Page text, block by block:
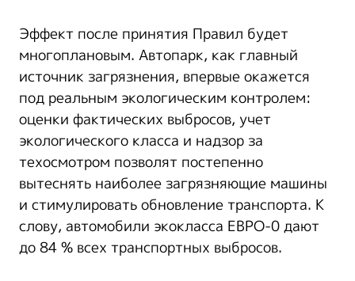
Эффект после принятия Правил будет
многоплановым. Автопарк, как главный
источник загрязнения, впервые окажется
под реальным экологическим контролем:
оценки фактических выбросов, учет
экологического класса и надзор за
техосмотром позволят постепенно
вытеснять наиболее загрязняющие машины
и стимулировать обновление транспорта. К
слову, автомобили экокласса ЕВРО-0 дают
до 84 % всех транспортных выбросов.